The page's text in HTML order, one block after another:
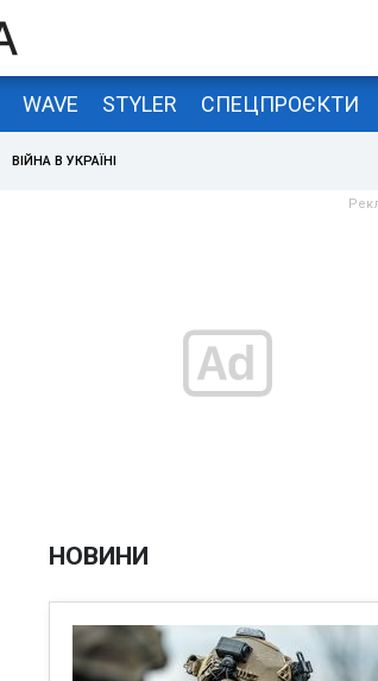
WAVE STYLER СПЕЦПРОЄКТИ
ВІЙНА В УКРАЇНІ
НОВИНИ